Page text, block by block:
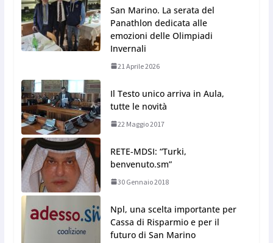
San Marino. La serata del
Panathlon dedicata alle
emozioni delle Olimpiadi
Invernali
21 Aprile 2026
Il Testo unico arriva in Aula,
tutte le novità
22 Maggio 2017
RETE-MDSI: “Turki,
benvenuto.sm”
30 Gennaio 2018
Npl, una scelta importante per
Cassa di Risparmio e per il
futuro di San Marino